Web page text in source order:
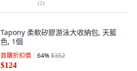
(2)
Tapony 柔軟矽膠游泳大收納包, 天藍
色, 1個
首購折扣價 64%$352
$124